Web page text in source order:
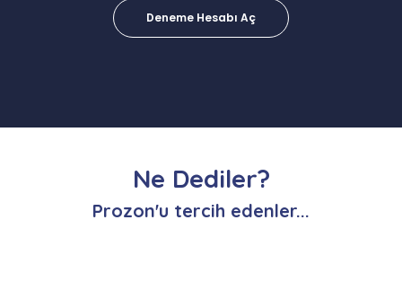
Deneme Hesabı Aç
Ne Dediler?
Prozon'u tercih edenler...